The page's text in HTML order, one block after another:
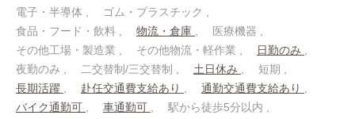
電子・半導体
ゴム・プラスチック
食品・フード・飲料
物流・倉庫
医療機器
その他工場・製造業
その他物流・軽作業
日勤のみ
夜勤のみ
二交替制/三交替制 土日休み
短期
長期活躍
赴任交通費支給あり
通勤交通費支給あり
バイク通勤可
車通勤可
駅から徒歩5分以内